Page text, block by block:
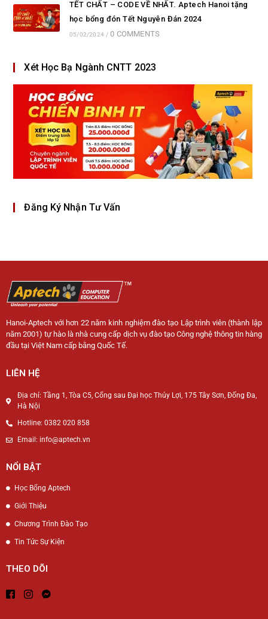
TẾT CHẤT – CODE VỀ NHẤT. Aptech Hanoi tặng
học bổng đón Tết Nguyên Đán 2024
05/02/2024 / 0 COMMENTS
Xét Học Bạ Ngành CNTT 2023
Đăng Ký Nhận Tư Vấn
Hanoi-Aptech với hơn 22 năm kinh nghiệm đào tạo Lập trình viên (thành lập
năm 2001) tự hào là nhà cung cấp dịch vụ đào tạo Công nghệ thông tin hàng
đầu tại Việt Nam cấp bằng Quốc Tế.
LIÊN HỆ
Địa chỉ: Tầng 1, Tòa C5, Cổng sau Đại học Thủy Lợi, 175 Tây Sơn, Đống Đa,
Hà Nội
Hotline: 0382 020 858
Email: info@aptech.vn
NỔI BẬT
Học Bổng Aptech
Giới Thiệu
Chương Trình Đào Tạo
Tin Tức Sự Kiện
THEO DÕI